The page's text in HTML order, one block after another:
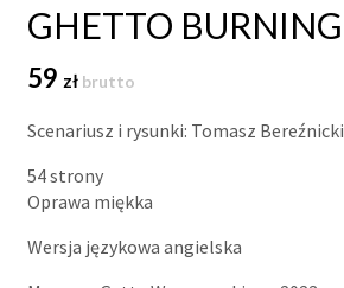
GHETTO BURNING
59 zł brutto
Scenariusz i rysunki: Tomasz Bereźnicki
54 strony
Oprawa miękka
Wersja językowa angielska